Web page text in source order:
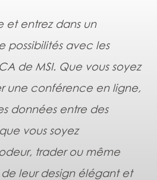
et entrez dans un
possibilités avec les
de MSI. Que vous soyez
une conférence en ligne,
données entre des
vous soyez
trader ou même
leur design élégant et